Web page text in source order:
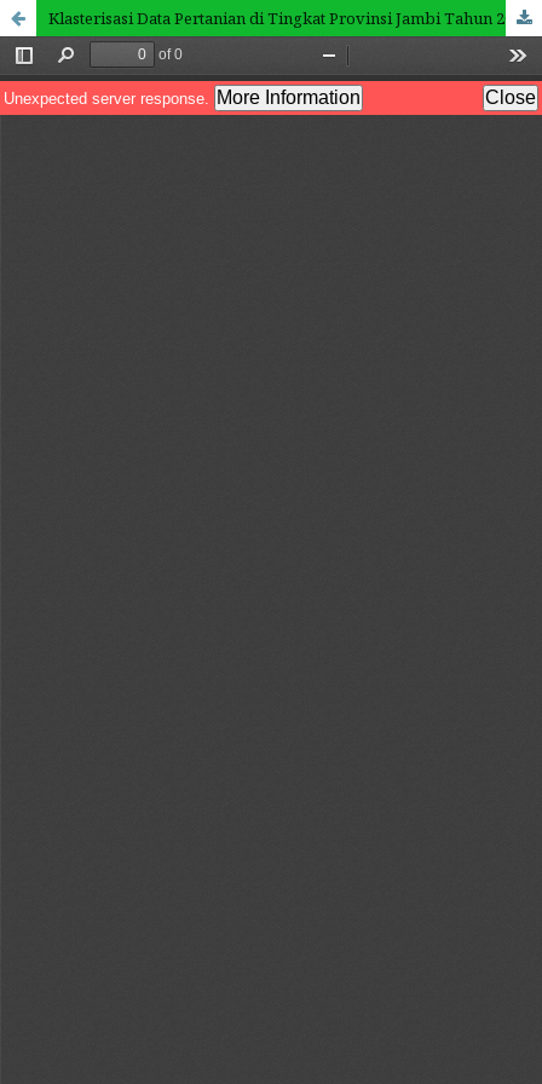
Klasterisasi Data Pertanian di Tingkat Provinsi Jambi Tahun 2021 Menggunakan Algoritma K-Means